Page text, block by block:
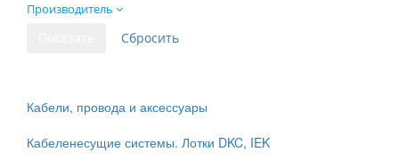
Производитель
Кабели, провода и аксессуары
Кабеленесущие системы. Лотки DKC, IEK